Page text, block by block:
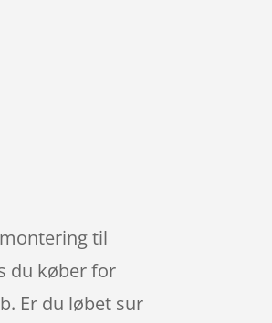
til
du køber for
Er du løbet sur